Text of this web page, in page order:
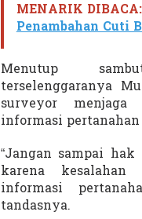
MENARIK DIBACA:
Penambahan Cuti
Menutup
terselenggaranya
surveyor
informasi
“Jangan sampai
karena
informasi
tandasnya.